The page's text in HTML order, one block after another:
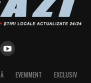
FREON
CLINICA
SCULPT & SPA;
CLAUMAR
EVENIMENT
EXCLUSIV